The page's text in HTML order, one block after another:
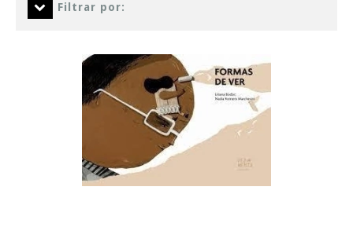
Filtrar por: